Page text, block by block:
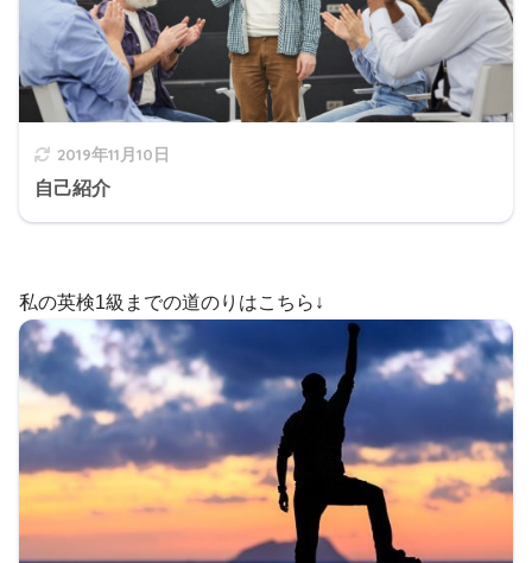
2019年11月10日
自己紹介
私の英検1級までの道のりはこちら↓